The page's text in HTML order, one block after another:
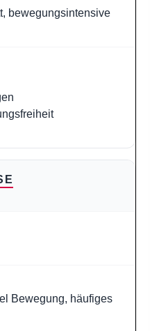
bewegungsintensive
Bewegung, häufiges